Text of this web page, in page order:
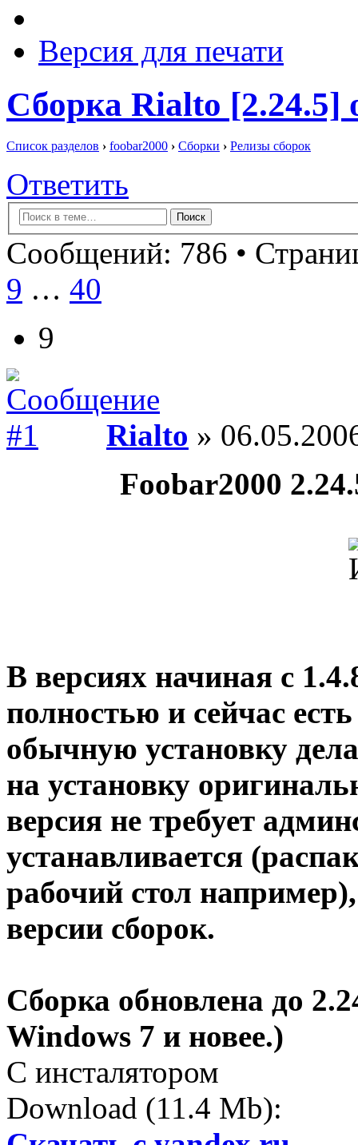
Версия для печати
Сборка Rialto [2.24.5]
Список разделов › foobar2000 › Сборки › Релизы сборок
Ответить
Сообщений: 786 •
9 … 40
9
Rialto »
Foobar2000
В версиях начиная с
полностью и сейчас
обычную установку
на установку
версия не требует
устанавливается
рабочий стол
версии сборок.
Сборка обновлена до
Windows 7 и новее.)
С инсталятором
Download (11.4 Mb):